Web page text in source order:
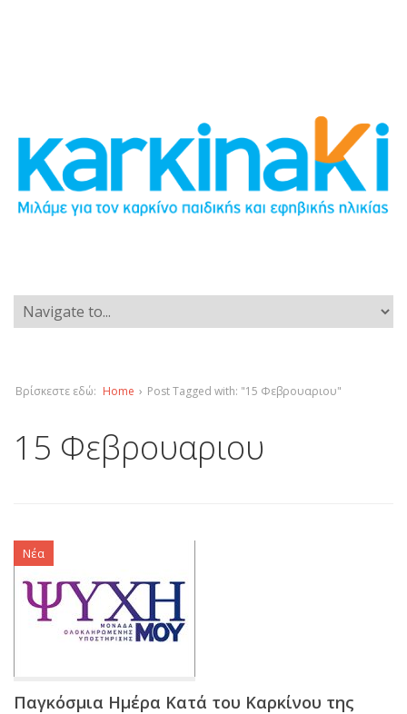
Βρίσκεστε εδώ: Home › Post Tagged with: "15 Φεβρουαριου"
15 Φεβρουαριου
Νέα
Παγκόσμια Ημέρα Κατά του Καρκίνου της